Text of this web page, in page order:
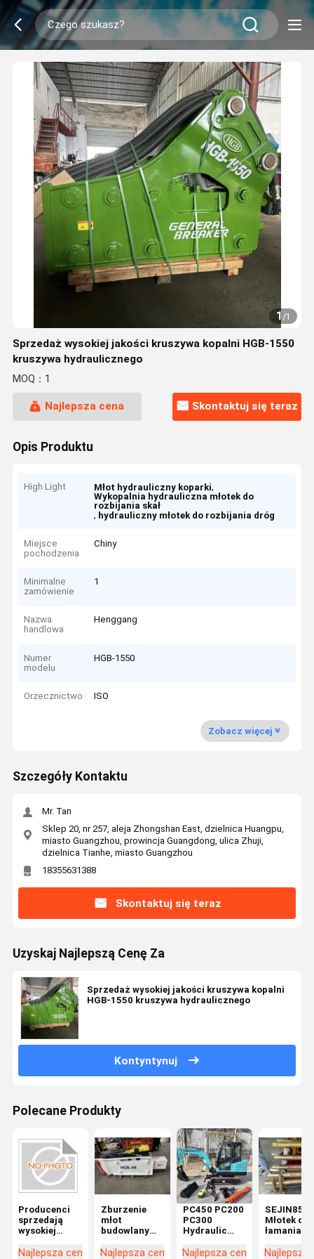
1/1
Sprzedaż wysokiej jakości kruszywa kopalni HGB-1550
kruszywa hydraulicznego
MOQ：1
Najlepsza cena Skontaktuj się teraz
Opis Produktu
High Light Młot hydrauliczny koparki,
Wykopalnia hydrauliczna młotek do
rozbijania skał
, hydrauliczny młotek do rozbijania dróg
Miejsce
pochodzenia
Chiny
Minimalne
zamówienie
1
Nazwa
handlowa
Henggang
Numer
modelu
HGB-1550
Orzecznictwo ISO
Zobacz więcej
Szczegóły Kontaktu
Mr. Tan
Sklep 20, nr 257, aleja Zhongshan East, dzielnica Huangpu,
miasto Guangzhou, prowincja Guangdong, ulica Zhuji,
dzielnica Tianhe, miasto Guangzhou
18355631388
Skontaktuj się teraz
Uzyskaj Najlepszą Cenę Za
Sprzedaż wysokiej jakości kruszywa kopalni
HGB-1550 kruszywa hydraulicznego
Kontyntynuj
Polecane Produkty
Producenci
sprzedają
wysokiej
kruszywa
Najlepsza cena
Zburzenie
młot
budowlany
hydrauliczny
Najlepsza cena
PC450 PC200
PC300
Hydraulic
Hammer 20T
Najlepsza cena
SEJIN850
Młotek do
łamania
Hydraulic
Najlepsza